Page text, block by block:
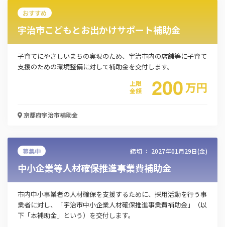
おすすめ
宇治市こどもとお出かけサポート補助金
子育てにやさしいまちの実現のため、宇治市内の店舗等に子育て
支援のための環境整備に対して補助金を交付します。
上限
金額
200万円
京都府宇治市補助金
募集中 締切 ： 2027年01月29日(金)
中小企業等人材確保推進事業費補助金
市内中小事業者の人材確保を支援するために、採用活動を行う事
業者に対し、「宇治市中小企業人材確保推進事業費補助金」（以
下「本補助金」という）を交付します。